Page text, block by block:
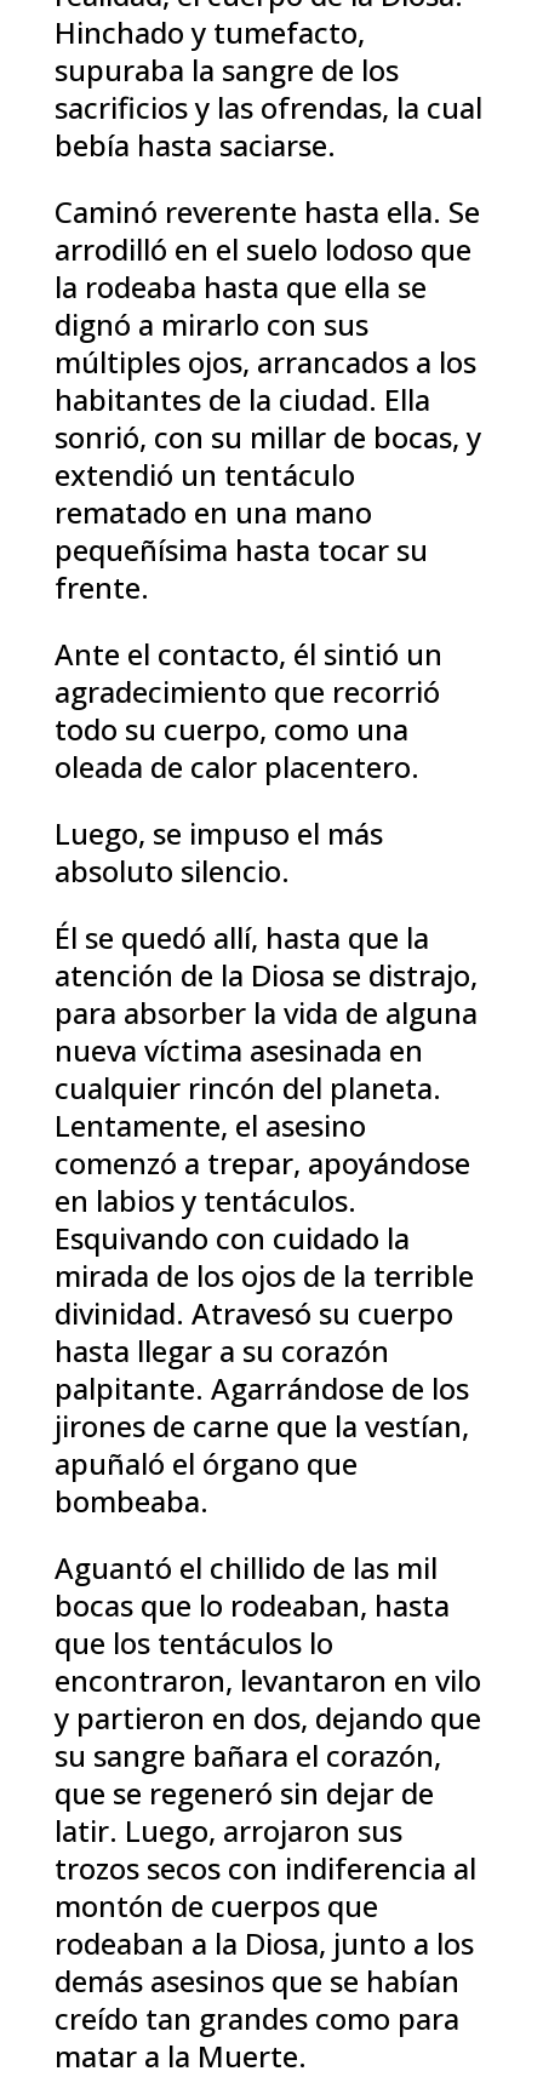
Hinchado y tumefacto,
supuraba la sangre de los
sacrificios y las ofrendas, la cual
bebía hasta saciarse.
Caminó reverente hasta ella. Se
arrodilló en el suelo lodoso que
la rodeaba hasta que ella se
dignó a mirarlo con sus
múltiples ojos, arrancados a los
habitantes de la ciudad. Ella
sonrió, con su millar de bocas, y
extendió un tentáculo
rematado en una mano
pequeñísima hasta tocar su
frente.
Ante el contacto, él sintió un
agradecimiento que recorrió
todo su cuerpo, como una
oleada de calor placentero.
Luego, se impuso el más
absoluto silencio.
Él se quedó allí, hasta que la
atención de la Diosa se distrajo,
para absorber la vida de alguna
nueva víctima asesinada en
cualquier rincón del planeta.
Lentamente, el asesino
comenzó a trepar, apoyándose
en labios y tentáculos.
Esquivando con cuidado la
mirada de los ojos de la terrible
divinidad. Atravesó su cuerpo
hasta llegar a su corazón
palpitante. Agarrándose de los
jirones de carne que la vestían,
apuñaló el órgano que
bombeaba.
Aguantó el chillido de las mil
bocas que lo rodeaban, hasta
que los tentáculos lo
encontraron, levantaron en vilo
y partieron en dos, dejando que
su sangre bañara el corazón,
que se regeneró sin dejar de
latir. Luego, arrojaron sus
trozos secos con indiferencia al
montón de cuerpos que
rodeaban a la Diosa, junto a los
demás asesinos que se habían
creído tan grandes como para
matar a la Muerte.